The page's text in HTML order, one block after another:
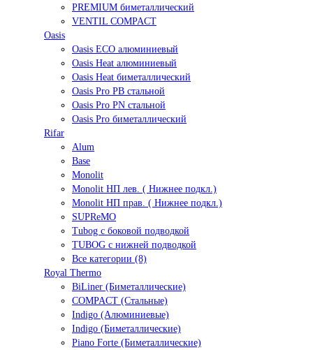
PREMIUM биметаллический
VENTIL COMPACT
Oasis
Oasis ECO алюминиевый
Oasis Heat алюминиевый
Oasis Heat биметаллический
Oasis Pro PB стальной
Oasis Pro PN стальной
Oasis Pro биметаллический
Rifar
Alum
Base
Monolit
Monolit НП лев. ( Нижнее подкл.)
Monolit НП прав. ( Нижнее подкл.)
SUPReMO
Tubog с боковой подводкой
TUBOG с нижней подводкой
Все категории (8)
Royal Thermo
BiLiner (Биметаллические)
COMPACT (Стальные)
Indigo (Алюминиевые)
Indigo (Биметаллические)
Piano Forte (Биметаллические)